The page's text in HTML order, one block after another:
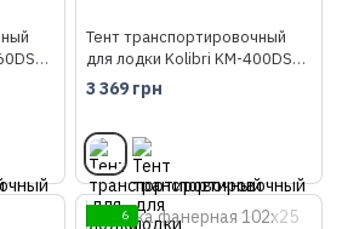
Тент транспортировочный
для лодки Kolibri KM-400DSL,
темно-серый
3 369 грн
6